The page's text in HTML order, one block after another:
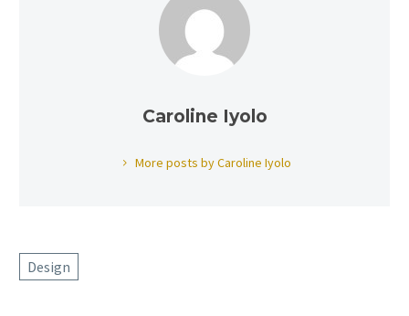
Caroline Iyolo
More posts by Caroline Iyolo
Design